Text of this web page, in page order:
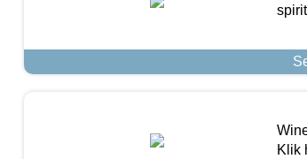
Klik